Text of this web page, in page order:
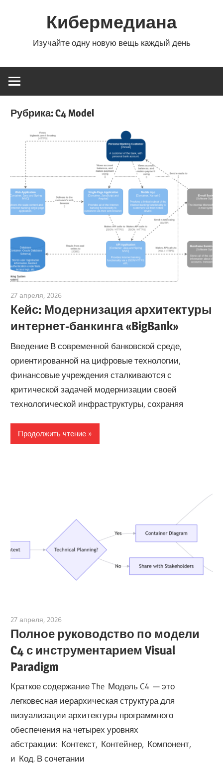
Кибермедиана
Изучайте одну новую вещь каждый день
Рубрика:C4 Model
27 апреля, 2026
Кейс: Модернизация архитектуры
интернет-банкинга «BigBank»
Введение В современной банковской среде,
ориентированной на цифровые технологии,
финансовые учреждения сталкиваются с
критической задачей модернизации своей
технологической инфраструктуры, сохраняя
Продолжить чтение
27 апреля, 2026
Полное руководство по модели
C4 с инструментарием Visual
Paradigm
Краткое содержание The Модель C4 — это
легковесная иерархическая структура для
визуализации архитектуры программного
обеспечения на четырех уровнях
абстракции: Контекст, Контейнер, Компонент,
и Код. В сочетании